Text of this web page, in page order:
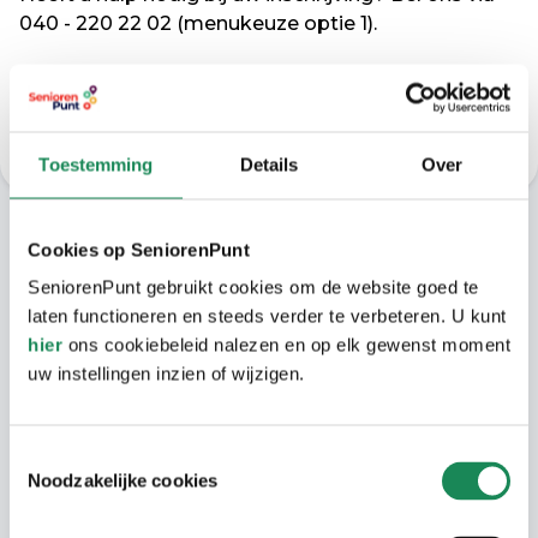
Toestemming Details Over
Cookies op SeniorenPunt
SeniorenPunt gebruikt cookies om de website goed te
laten functioneren en steeds verder te verbeteren. U kunt
hier ons cookiebeleid nalezen en op elk gewenst moment
uw instellingen inzien of wijzigen.
Noodzakelijke cookies
In de buurt
Naast een park om hoek voor een
wandeling, bevindt zich en
buurtwinkelcentrum op loopafstand. Hier is
is ook dichtbij, zodat u snel gebruikmaakt
040 - 220 22 02 (menukeuze optie 1).
Inschrijven in Wooniezie